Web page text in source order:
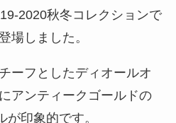
2020秋冬コレクションで
場しました。
ーフとしたディオールオ
アンティークゴールドの
が印象的です。